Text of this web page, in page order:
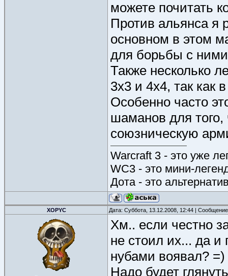
можете почитать
Против альянса я
основном в этом
для борьбы с
Также несколько
3х3 и 4х4, так как
Особенно часто
шаманов для того,
союзническую
Warcraft 3 - это уже
WC3 - это мини-
Дота - это
XOPYC Дата: Суббота, 13.12.2008, 12:44 |
Хм.. если честно
не стоил их... да и
нубами воявал? =)
Надо будет